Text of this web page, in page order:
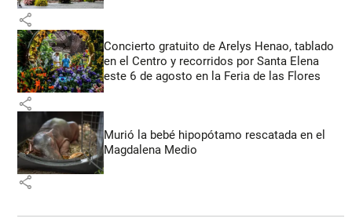
share
Concierto gratuito de Arelys Henao, tablado
en el Centro y recorridos por Santa Elena
este 6 de agosto en la Feria de las Flores
share
Murió la bebé hipopótamo rescatada en el
Magdalena Medio
share